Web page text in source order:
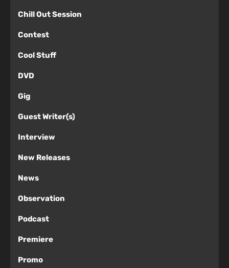
Chill Out Session
Contest
Cool Stuff
DVD
Gig
Guest Writer(s)
Interview
New Releases
News
Observation
Podcast
Premiere
Promo